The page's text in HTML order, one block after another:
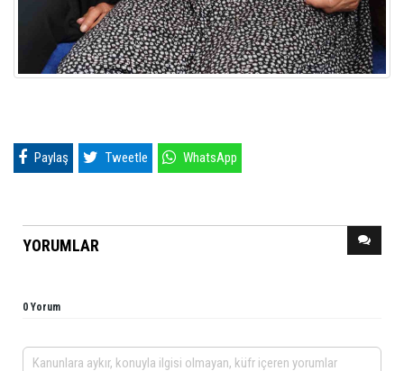
Paylaş Tweetle WhatsApp
YORUMLAR
0 Yorum